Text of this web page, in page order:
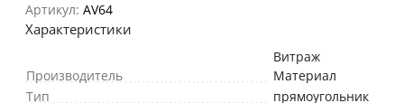
Артикул: AV64
Характеристики
Производитель
Витраж
Материал
Тип
прямоугольник